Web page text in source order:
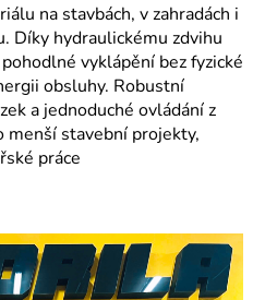
na stavbách, v zahradách i
Díky hydraulickému zdvihu
vyklápění bez fyzické
obsluhy. Robustní
a jednoduché ovládání z
stavební projekty,
práce